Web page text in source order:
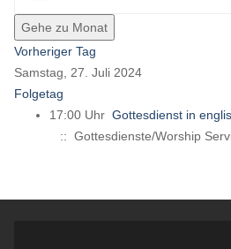
Gehe zu Monat
Vorheriger Tag
Samstag, 27. Juli 2024
Folgetag
17:00 Uhr Gottesdienst in
:: Gottesdienste/Worship